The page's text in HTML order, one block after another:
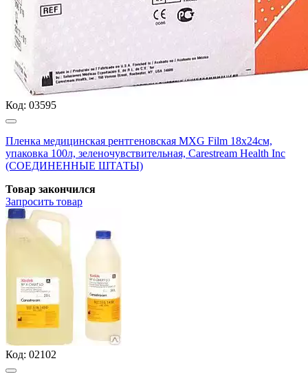
Код: 03595
Пленка медицинская рентгеновская MXG Film 18х24см,
упаковка 100л, зеленочувствительная, Carestream Health Inc
(СОЕДИНЕННЫЕ ШТАТЫ)
Товар закончился
Запросить товар
Код: 02102